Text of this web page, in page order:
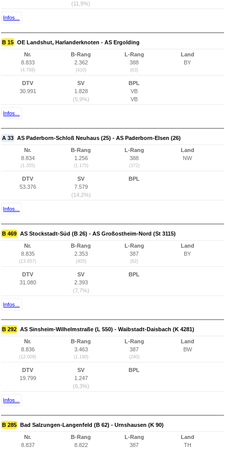
(11,9%)
Infos...
B 15 OE Landshut, Harlanderknoten - AS Ergolding
Nr.
8.833
(4.769)
B-Rang
2.362
(410)
L-Rang
388
(63)
Land
BY
DTV
30.991
SV
1.828
(5,9%)
BPL
VB
VB
Infos...
A 33 AS Paderborn-Schloß Neuhaus (25) - AS Paderborn-Elsen (26)
Nr.
8.834
(1.355)
B-Rang
1.256
(1.175)
L-Rang
388
(372)
Land
NW
DTV
53.376
SV
7.579
(14,2%)
BPL
Infos...
B 469 AS Stockstadt-Süd (B 26) - AS Großostheim-Nord (St 3115)
Nr.
8.835
(13.657)
B-Rang
2.353
(405)
L-Rang
387
(62)
Land
BY
DTV
31.080
SV
2.393
(7,7%)
BPL
Infos...
B 292 AS Sinsheim-Wilhelmstraße (L 550) - Waibstadt-Daisbach (K 4281)
Nr.
8.836
(12.009)
B-Rang
3.463
(1.190)
L-Rang
387
(240)
Land
BW
DTV
19.799
SV
1.247
(6,3%)
BPL
Infos...
B 285 Bad Salzungen-Langenfeld (B 62) - Urnshausen (K 90)
Nr.
8.837
B-Rang
8.822
L-Rang
387
Land
TH